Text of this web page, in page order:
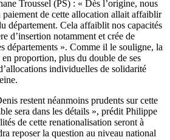
Troussel (PS) : « Dès l’origine, nous
de cette allocation allait affaiblir
département. Cela affaiblit nos capacités
d’insertion notamment et crée de
départements ». Comme il le souligne, la
proportion, plus du double de ses
individuelles de solidarité
restent néanmoins prudents sur cette
sera dans les détails », prédit Philippe
de cette renationalisation seront à
reposer la question au niveau national